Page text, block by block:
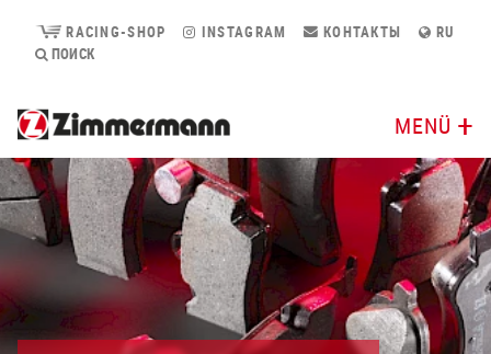
RACING-SHOP INSTAGRAM КОНТАКТЫ
RU
ПОИСК
MENÜ